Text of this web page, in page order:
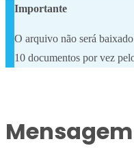
Importante
O arquivo não será
10 documentos por vez